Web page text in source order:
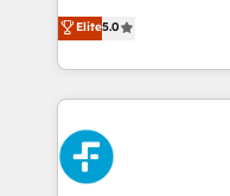
Hospital ABC,
MacStore, Café Britt,
respuestas para
el primer caso de
operations across
system environments
manufacturing
and fast growing
Fiverr, XM Cyber,
Design Automation and Uptive. 📊
architecture 🔗 CRM
Elite5.0